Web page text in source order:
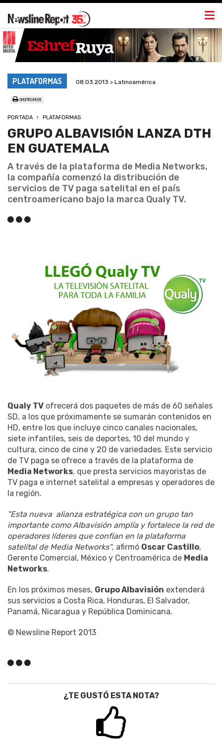
PLATAFORMAS 08.03.2013 > Latinoamérica
IMPRIMIR
PORTADA PLATAFORMAS
GRUPO ALBAVISIÓN LANZA DTH
EN GUATEMALA
A través de la plataforma de Media Networks,
la compañía comenzó la distribución de
servicios de TV paga satelital en el país
centroamericano bajo la marca Qualy TV.
Qualy TV ofrecerá dos paquetes de más de 60 señales
SD, a los que próximamente se sumarán contenidos en
HD, entre los que incluye cinco canales nacionales,
siete infantiles, seis de deportes, 10 del mundo y
cultura, cinco de cine y 20 de variedades. Este servicio
de TV paga se ofrece a través de la plataforma de
Media Networks, que presta servicios mayoristas de
TV paga e internet satelital a empresas y operadores de
la región.
"Esta nueva alianza estratégica con un grupo tan
importante como Albavisión amplía y fortalece la red de
operadores líderes que confían en la plataforma
satelital de Media Networks", afirmó Oscar Castillo,
Gerente Comercial, México y Centroamérica de Media
Networks.
En los próximos meses, Grupo Albavisión extenderá
sus servicios a Costa Rica, Honduras, El Salvador,
Panamá, Nicaragua y República Dominicana.
© Newsline Report 2013
¿TE GUSTÓ ESTA NOTA?